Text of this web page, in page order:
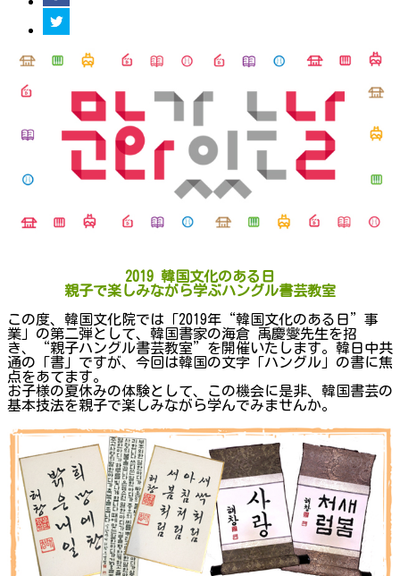
2019 韓国文化のある日
親子で楽しみながら学ぶハングル書芸教室
この度、韓国文化院では「2019年“韓国文化のある日”事
業」の第二弾として、韓国書家の海倉 禹慶燮先生を招
き、“親子ハングル書芸教室”を開催いたします。韓日中共
通の「書」ですが、今回は韓国の文字「ハングル」の書に焦
点をあてます。
お子様の夏休みの体験として、この機会に是非、韓国書芸の
基本技法を親子で楽しみながら学んでみませんか。